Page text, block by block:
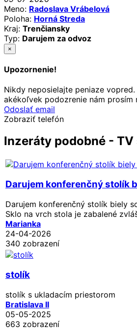
Meno: Radoslava Vrábelová
Poloha: Horná Streda
Kraj: Trenčiansky
Typ: Darujem za odvoz
×
Upozornenie!
Nikdy neposielajte peniaze
akékoľvek podozrenie nám prosím
Odoslať email
Zobraziť telefón
Inzeráty podobné -
Darujem konferenčný stolík
Darujem konferenčný stolík biely
Sklo na vrch stola je zabalené
Marianka
24-04-2026
340 zobrazení
stolík
stolík s ukladacím priestorom
Bratislava II
05-05-2025
663 zobrazení